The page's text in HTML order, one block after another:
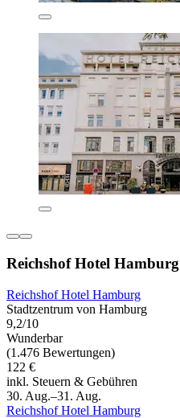
Reichshof Hotel Hamburg
Reichshof Hotel Hamburg
Stadtzentrum von Hamburg
9,2/10
Wunderbar
(1.476 Bewertungen)
122 €
inkl. Steuern & Gebühren
30. Aug.–31. Aug.
Reichshof Hotel Hamburg